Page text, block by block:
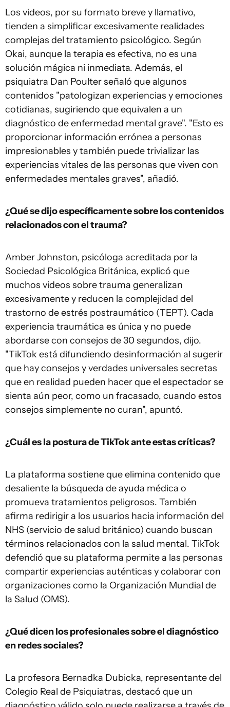
Los videos, por su formato breve y llamativo,
tienden a simplificar excesivamente realidades
complejas del tratamiento psicológico. Según
Okai, aunque la terapia es efectiva, no es una
solución mágica ni inmediata. Además, el
psiquiatra Dan Poulter señaló que algunos
contenidos "patologizan experiencias y emociones
cotidianas, sugiriendo que equivalen a un
diagnóstico de enfermedad mental grave". "Esto es
proporcionar información errónea a personas
impresionables y también puede trivializar las
experiencias vitales de las personas que viven con
enfermedades mentales graves", añadió.
¿Qué se dijo específicamente sobre los contenidos
relacionados con el trauma?
Amber Johnston, psicóloga acreditada por la
Sociedad Psicológica Británica, explicó que
muchos videos sobre trauma generalizan
excesivamente y reducen la complejidad del
trastorno de estrés postraumático (TEPT). Cada
experiencia traumática es única y no puede
abordarse con consejos de 30 segundos, dijo.
"TikTok está difundiendo desinformación al sugerir
que hay consejos y verdades universales secretas
que en realidad pueden hacer que el espectador se
sienta aún peor, como un fracasado, cuando estos
consejos simplemente no curan", apuntó.
¿Cuál es la postura de TikTok ante estas críticas?
La plataforma sostiene que elimina contenido que
desaliente la búsqueda de ayuda médica o
promueva tratamientos peligrosos. También
afirma redirigir a los usuarios hacia información del
NHS (servicio de salud británico) cuando buscan
términos relacionados con la salud mental. TikTok
defendió que su plataforma permite a las personas
compartir experiencias auténticas y colaborar con
organizaciones como la Organización Mundial de
la Salud (OMS).
¿Qué dicen los profesionales sobre el diagnóstico
en redes sociales?
La profesora Bernadka Dubicka, representante del
Colegio Real de Psiquiatras, destacó que un